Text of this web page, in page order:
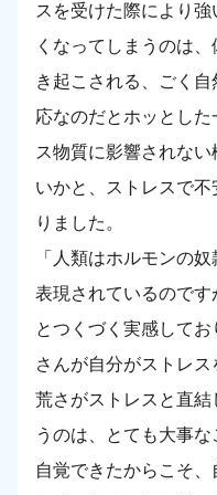
スを受けた際により
くなってしまうのは
き起こされる、ごく
応なのだとホッとし
ス物質に影響されな
いかと、ストレスで
りました。
「人類はホルモンの
表現されているので
とつくづく実感して
さんが自分がストレ
荒さがストレスと直
うのは、とても大事な
自覚できたからこそ